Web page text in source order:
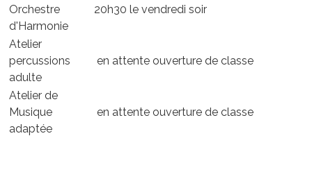
Orchestre
d'Harmonie
20h30 le vendredi soir
Atelier
percussions
adulte
en attente ouverture de classe
Atelier de
Musique
adaptée
en attente ouverture de classe